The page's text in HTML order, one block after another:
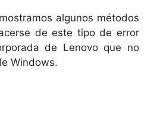
algunos métodos
de este tipo de error
de Lenovo que no
Windows.